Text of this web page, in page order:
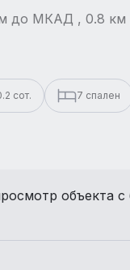
до МКАД , 0.8 км
сот. 7 спален
объекта с